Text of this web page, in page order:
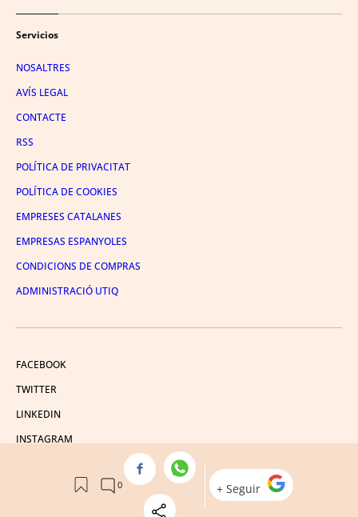
Servicios
NOSALTRES
AVÍS LEGAL
CONTACTE
RSS
POLÍTICA DE PRIVACITAT
POLÍTICA DE COOKIES
EMPRESES CATALANES
EMPRESAS ESPANYOLES
CONDICIONS DE COMPRAS
ADMINISTRACIÓ UTIQ
FACEBOOK
TWITTER
LINKEDIN
INSTAGRAM